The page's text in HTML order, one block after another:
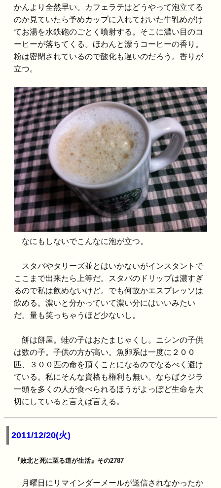
かんより全然早い。カフェラテはどうやって泡立てる
のか見ていたら予めカップに入れておいた牛乳めがけ
てお湯を水鉄砲のごとく噴射する。そこに濃い目のコ
ーヒーが落ちてくる。ほわんと漂うコーヒーの香り。
粉は密閉されているので酸化も遅いのだろう。香りが
立つ。
なにもしないでこんなに泡が立つ。
スタバやタリーズ並とはいかないがインスタントで
ここまで出来たら上等だ。スタバのドリップは濃すぎ
るので私は飲めないけど。でも何故かエスプレッソは
飲める。濃いと分かっていて濃い分にはいいみたい
だ。量も笑っちゃうほど少ないし。
餅は餅屋。蛙の子はおたまじゃくし。ニシンの子供
は数の子。子供の方が高い。魚卵系は一度に２００
匹、３００匹の命を頂くことになるのでなるべく避け
ている。私にそんな資格も権利も無い。ならばクジラ
一頭を多くの人が食べられるほうがよっぽど生命を大
切にしていると言えば言える。
2011/12/20(火)
『敗北と死に至る道が生活』その2787
月曜日にリマインダーメールが送信されなかったか